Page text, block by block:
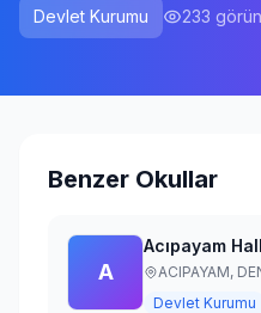
Devlet Kurumu 233
Benzer Okullar
A
Acıpayam
ACIPAYAM,
Devlet Kurumu